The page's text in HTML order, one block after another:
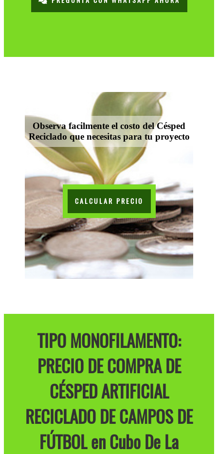
Observa facilmente el costo del Césped
Reciclado que necesitas para tu proyecto
CALCULAR PRECIO
TIPO MONOFILAMENTO:
PRECIO DE COMPRA DE
CÉSPED ARTIFICIAL
RECICLADO DE CAMPOS DE
FÚTBOL en Cubo De La